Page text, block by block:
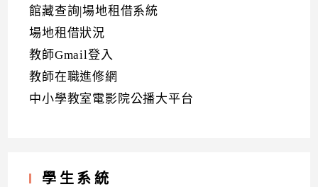
館藏查詢|場地租借系統
場地租借狀況
教師Gmail登入
教師在職進修網
中小學教室電影院公播大平台
學生系統